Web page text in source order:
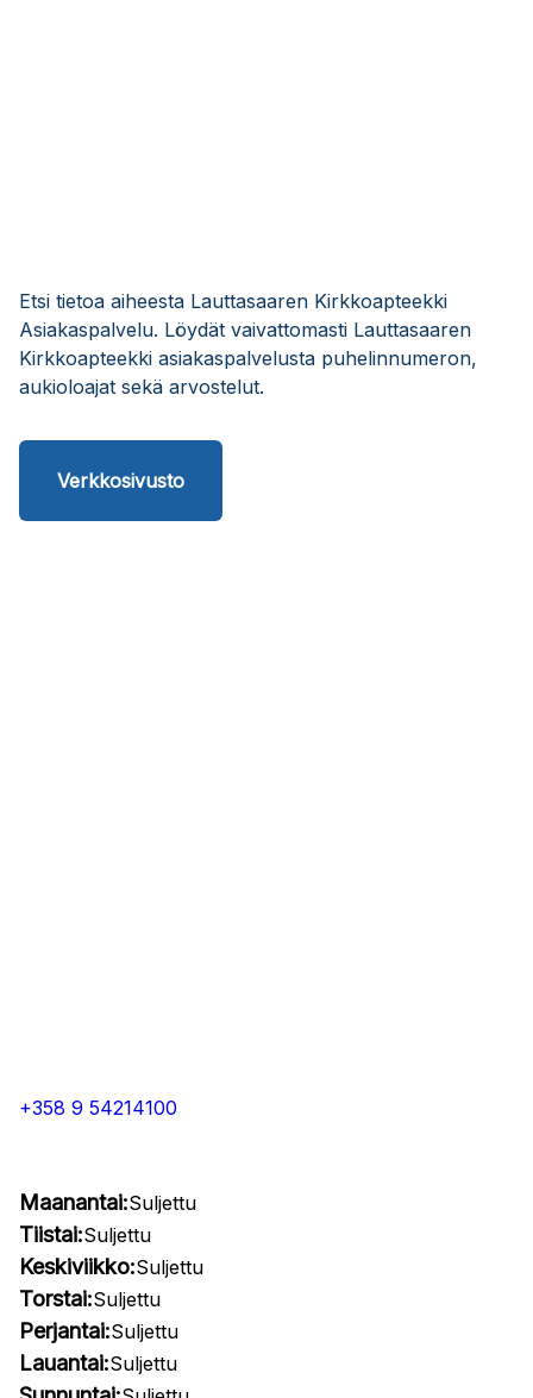
Etsi tietoa aiheesta Lauttasaaren Kirkkoapteekki
Asiakaspalvelu. Löydät vaivattomasti Lauttasaaren
Kirkkoapteekki asiakaspalvelusta puhelinnumeron,
aukioloajat sekä arvostelut.
Verkkosivusto
+358 9 54214100
Maanantai:Suljettu
Tiistai:Suljettu
Keskiviikko:Suljettu
Torstai:Suljettu
Perjantai:Suljettu
Lauantai:Suljettu